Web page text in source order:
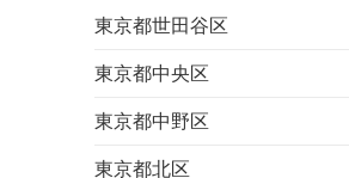
東京都世田谷区
東京都中央区
東京都中野区
東京都北区